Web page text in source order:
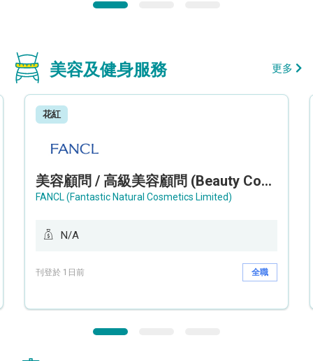
美容及健身服務 更多
花紅
美容顧問 / 高級美容顧問 (Beauty Consultant / Senior Beauty Consultant)
FANCL (Fantastic Natural Cosmetics Limited)
N/A
刊登於 1日前 全職